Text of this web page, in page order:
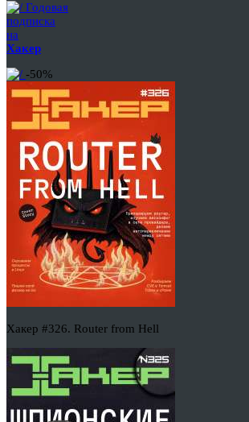
Годовая
подписка
на
Хакер
-50%
Хакер #326. Router from Hell